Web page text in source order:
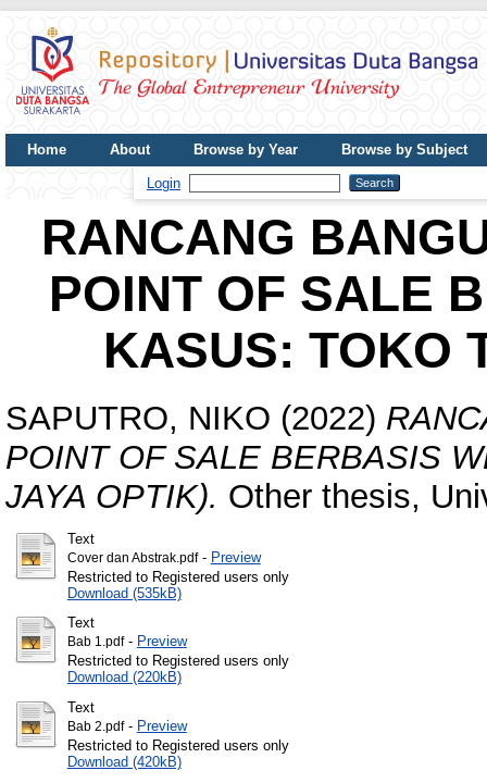
Home About Browse by Year
Browse by Subject
Login
RANCANG
POINT OF SALE
KASUS: TOKO
SAPUTRO, NIKO (2022)
POINT OF SALE BERBASIS
JAYA OPTIK). Other thesis,
Text
Cover dan Abstrak.pdf- Preview
Restricted to Registered users only
Download (535kB)
Text
Bab 1.pdf- Preview
Restricted to Registered users only
Download (220kB)
Text
Bab 2.pdf- Preview
Restricted to Registered users only
Download (420kB)